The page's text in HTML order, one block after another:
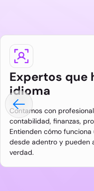
Expertos que
idioma
Contamos con
contabilidad, finanzas,
Entienden cómo
desde adentro y pueden
verdad.